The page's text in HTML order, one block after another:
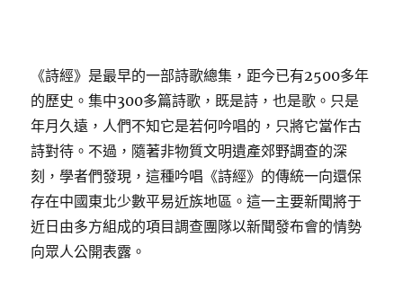
《詩經》是最早的一部詩歌總集，距今已有2500多年
的歷史。集中300多篇詩歌，既是詩，也是歌。只是
年月久遠，人們不知它是若何吟唱的，只將它當作古
詩對待。不過，隨著非物質文明遺產郊野調查的深
刻，學者們發現，這種吟唱《詩經》的傳統一向還保
存在中國東北少數平易近族地區。這一主要新聞將于
近日由多方組成的項目調查團隊以新聞發布會的情勢
向眾人公開表露。